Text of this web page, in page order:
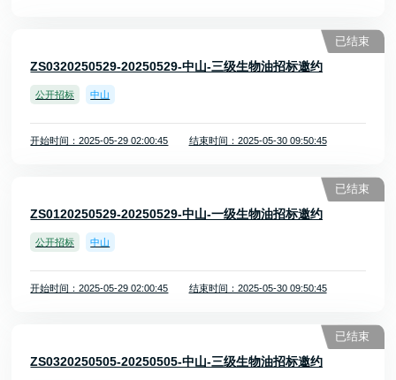
ZS0320250529-20250529-中山-三级生物油招标邀约
公开招标 中山
开始时间：2025-05-29 02:00:45 结束时间：2025-05-30 09:50:45
已结束
ZS0120250529-20250529-中山-一级生物油招标邀约
公开招标 中山
开始时间：2025-05-29 02:00:45 结束时间：2025-05-30 09:50:45
已结束
ZS0320250505-20250505-中山-三级生物油招标邀约
已结束